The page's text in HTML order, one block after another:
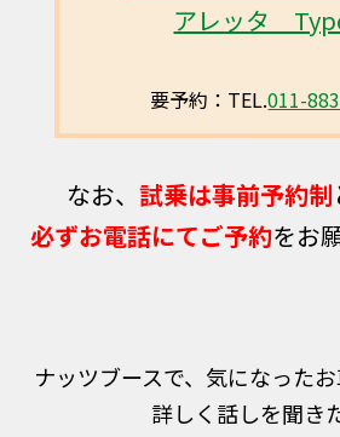
アレッタ
要予約：TEL.011-
なお、 試乗は事前予約制
必ずお電話にてご予約をお
ナッツブースで、気になった
詳しく話しを聞き